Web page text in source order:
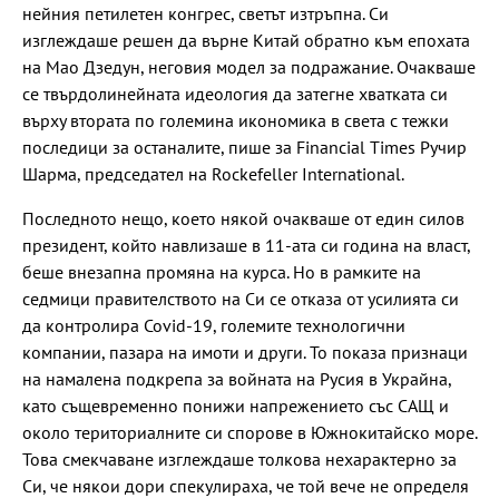
нейния петилетен конгрес, светът изтръпна. Си
изглеждаше решен да върне Китай обратно към епохата
на Мао Дзедун, неговия модел за подражание. Очакваше
се твърдолинейната идеология да затегне хватката си
върху втората по големина икономика в света с тежки
последици за останалите, пише за Financial Times Ручир
Шарма, председател на Rockefeller International.
Последното нещо, което някой очакваше от един силов
президент, който навлизаше в 11-ата си година на власт,
беше внезапна промяна на курса. Но в рамките на
седмици правителството на Си се отказа от усилията си
да контролира Covid-19, големите технологични
компании, пазара на имоти и други. То показа признаци
на намалена подкрепа за войната на Русия в Украйна,
като същевременно понижи напрежението със САЩ и
около териториалните си спорове в Южнокитайско море.
Това смекчаване изглеждаше толкова нехарактерно за
Си, че някои дори спекулираха, че той вече не определя